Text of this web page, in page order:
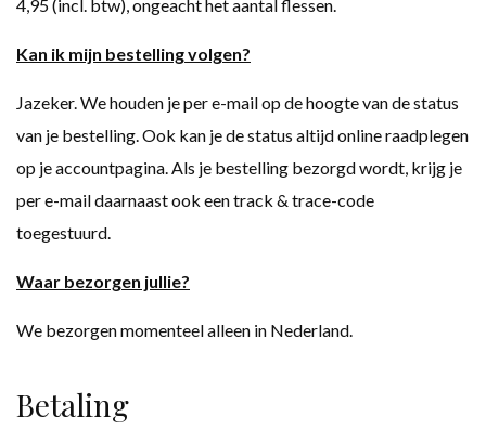
4,95 (incl. btw), ongeacht het aantal flessen.
Kan ik mijn bestelling volgen?
Jazeker. We houden je per e-mail op de hoogte van de status
van je bestelling. Ook kan je de status altijd online raadplegen
op je accountpagina. Als je bestelling bezorgd wordt, krijg je
per e-mail daarnaast ook een track & trace-code
toegestuurd.
Waar bezorgen jullie?
We bezorgen momenteel alleen in Nederland.
Betaling